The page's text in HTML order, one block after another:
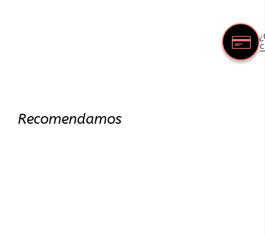
Recomendamos